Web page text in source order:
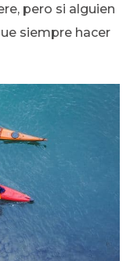
pero si alguien
siempre hacer